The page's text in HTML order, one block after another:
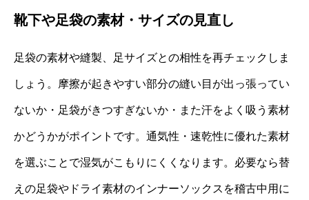
靴下や足袋の素材・サイズの見直し
足袋の素材や縫製、足サイズとの相性を再チェックしま
しょう。摩擦が起きやすい部分の縫い目が出っ張ってい
ないか・足袋がきつすぎないか・また汗をよく吸う素材
かどうかがポイントです。通気性・速乾性に優れた素材
を選ぶことで湿気がこもりにくくなります。必要なら替
えの足袋やドライ素材のインナーソックスを稽古中用に